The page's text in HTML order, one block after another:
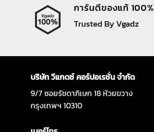
การันตีของแท้ 100%
Trusted By Vgadz
บริษัท วีแกดซ์ คอร์ปอเรชั่น จำกัด
9/7 ซอยรัชดาภิเษก 18 ห้วยขวาง
กรุงเทพฯ 10310